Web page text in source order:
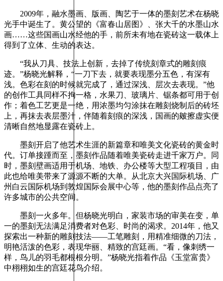
2009年，融水墨画、版画、陶艺于一体的墨刻艺术在杨晓
光手中诞生了。黄公望的《富春山居图》、张大千的水墨山水
画……这些国画山水经他的手，前所未有地在瓷砖这一载体上
得到了立体、生动的表达。
“我从刀具、技法上创新，去掉了传统刻章式的雕刻痕
迹。”杨晓光解释，“一刀下去，就要表现墨分五色，有深有
浅。色彩在刻的时候就完成了，通过深浅、层次去表现。”他
的创作工具同样不拘一格，水果刀、玻璃片、锯条都可用于创
作；着色工艺更是一绝，用浓墨均匀涂抹在雕刻烧制后的砖坯
上，再抹去表层墨汁，伴随着刻痕的深浅，国画的皴擦虚实便
清晰自然地显露在瓷砖上。
墨刻开启了他艺术生涯的新篇章和唯美文化瓷砖的黄金时
代。订单接踵而至，墨刻作品随着唯美瓷砖走进千家万户。同
时，墨刻壁画适用于机场、地铁、办公楼等大型工程项目，由
此也给唯美带来了源源不断的大单。从北京大兴国际机场、广
州白云国际机场到敦煌国际会展中心等，他的墨刻作品点亮了
许多城市的公共空间。
墨刻一火多年。但杨晓光明白，家装市场的审美在变，单
一的墨刻无法满足消费者对色彩、时尚的渴求。2014年，他又
探索出一种新的雕刻技法——工笔雕刻，用精准细微的刀法，
明艳活泼的色彩，表现华丽、精致的宫廷画。“看，像刺绣一
样，鸟儿的羽毛都根根分明。”杨晓光指着作品《玉堂富贵》
中栩栩如生的宫廷花鸟介绍。